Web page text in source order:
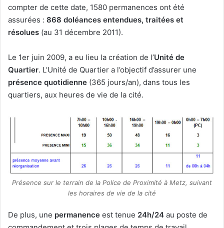
compter de cette date, 1580 permanences ont été
assurées : 868 doléances entendues, traitées et
résolues (au 31 décembre 2011).
Le 1er juin 2009, a eu lieu la création de l’Unité de
Quartier. L’Unité de Quartier a l’objectif d’assurer une
présence quotidienne (365 jours/an), dans tous les
quartiers, aux heures de vie de la cité.
Présence sur le terrain de la Police de Proximité à Metz, suivant
les horaires de vie de la cité
De plus, une permanence est tenue 24h/24 au poste de